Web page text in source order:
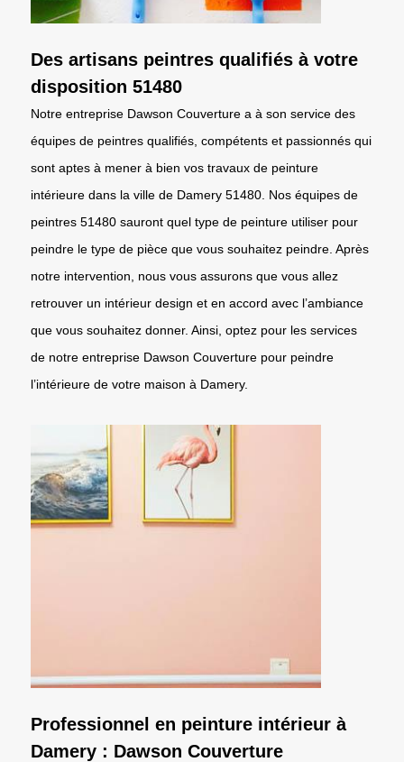
Des artisans peintres qualifiés à votre
disposition 51480
Notre entreprise Dawson Couverture a à son service des
équipes de peintres qualifiés, compétents et passionnés qui
sont aptes à mener à bien vos travaux de peinture
intérieure dans la ville de Damery 51480. Nos équipes de
peintres 51480 sauront quel type de peinture utiliser pour
peindre le type de pièce que vous souhaitez peindre. Après
notre intervention, nous vous assurons que vous allez
retrouver un intérieur design et en accord avec l’ambiance
que vous souhaitez donner. Ainsi, optez pour les services
de notre entreprise Dawson Couverture pour peindre
l’intérieure de votre maison à Damery.
Professionnel en peinture intérieur à
Damery : Dawson Couverture